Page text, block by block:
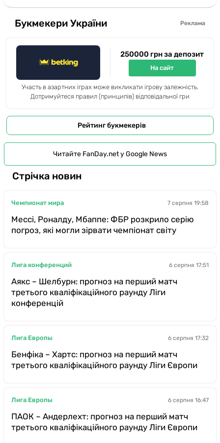
Букмекери України Реклама
250000 грн за депозит
На сайт
Участь в азартних іграх може викликати ігрову залежність.
Дотримуйтеся правил (принципів) відповідальної гри
Рейтинг букмекерів
Читайте FanDay.net у Google News
Стрічка новин
Чемпионат мира 7 серпня 19:58
Мессі, Роналду, Мбаппе: ФБР розкрило серію
погроз, які могли зірвати чемпіонат світу
Лига конференций 6 серпня 17:51
Аякс – Шелбурн: прогноз на перший матч
третього кваліфікаційного раунду Ліги
конференцій
Лига Европы 6 серпня 17:32
Бенфіка – Хартс: прогноз на перший матч
третього кваліфікаційного раунду Ліги Європи
Лига Европы 6 серпня 16:47
ПАОК – Андерлехт: прогноз на перший матч
третього кваліфікаційного раунду Ліги Європи